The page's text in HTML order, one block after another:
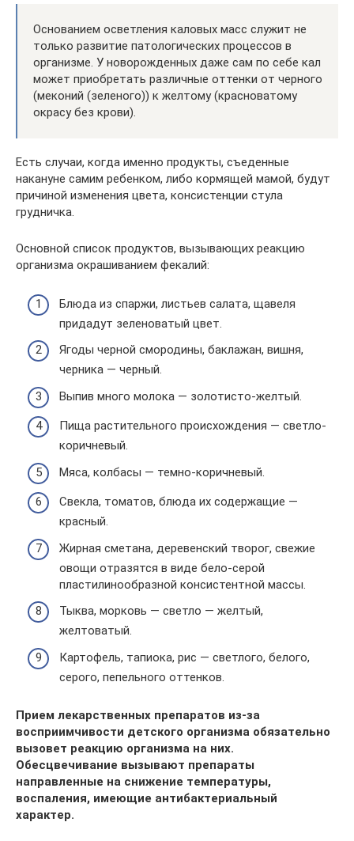
Основанием осветления каловых масс служит не
только развитие патологических процессов в
организме. У новорожденных даже сам по себе кал
может приобретать различные оттенки от черного
(меконий (зеленого)) к желтому (красноватому
окрасу без крови).
Есть случаи, когда именно продукты, съеденные
накануне самим ребенком, либо кормящей мамой, будут
причиной изменения цвета, консистенции стула
грудничка.
Основной список продуктов, вызывающих реакцию
организма окрашиванием фекалий:
Блюда из спаржи, листьев салата, щавеля
придадут зеленоватый цвет.
Ягоды черной смородины, баклажан, вишня,
черника — черный.
Выпив много молока — золотисто-желтый.
Пища растительного происхождения — светло-
коричневый.
Мяса, колбасы — темно-коричневый.
Свекла, томатов, блюда их содержащие —
красный.
Жирная сметана, деревенский творог, свежие
овощи отразятся в виде бело-серой
пластилинообразной консистентной массы.
Тыква, морковь — светло — желтый,
желтоватый.
Картофель, тапиока, рис — светлого, белого,
серого, пепельного оттенков.
Прием лекарственных препаратов из-за
восприимчивости детского организма обязательно
вызовет реакцию организма на них.
Обесцвечивание вызывают препараты
направленные на снижение температуры,
воспаления, имеющие антибактериальный
характер.